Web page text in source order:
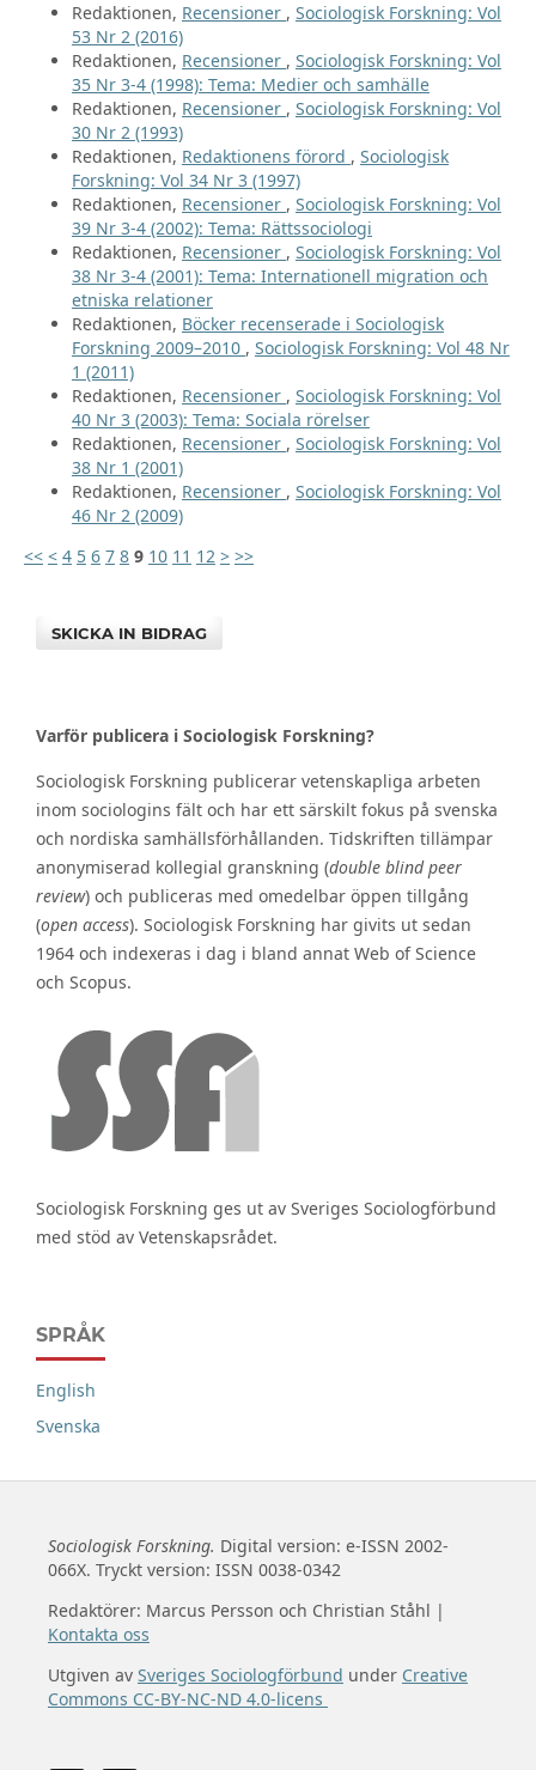
Redaktionen, Recensioner , Sociologisk Forskning: Vol
53 Nr 2 (2016)
Redaktionen, Recensioner , Sociologisk Forskning: Vol
35 Nr 3-4 (1998): Tema: Medier och samhälle
Redaktionen, Recensioner , Sociologisk Forskning: Vol
30 Nr 2 (1993)
Redaktionen, Redaktionens förord , Sociologisk
Forskning: Vol 34 Nr 3 (1997)
Redaktionen, Recensioner , Sociologisk Forskning: Vol
39 Nr 3-4 (2002): Tema: Rättssociologi
Redaktionen, Recensioner , Sociologisk Forskning: Vol
38 Nr 3-4 (2001): Tema: Internationell migration och
etniska relationer
Redaktionen, Böcker recenserade i Sociologisk
Forskning 2009–2010 , Sociologisk Forskning: Vol 48 Nr
1 (2011)
Redaktionen, Recensioner , Sociologisk Forskning: Vol
40 Nr 3 (2003): Tema: Sociala rörelser
Redaktionen, Recensioner , Sociologisk Forskning: Vol
38 Nr 1 (2001)
Redaktionen, Recensioner , Sociologisk Forskning: Vol
46 Nr 2 (2009)
<< < 4 5 6 7 8 9 10 11 12 > >>
SKICKA IN BIDRAG
Varför publicera i Sociologisk Forskning?
Sociologisk Forskning publicerar vetenskapliga arbeten
inom sociologins fält och har ett särskilt fokus på svenska
och nordiska samhällsförhållanden. Tidskriften tillämpar
anonymiserad kollegial granskning (double blind peer
review) och publiceras med omedelbar öppen tillgång
(open access). Sociologisk Forskning har givits ut sedan
1964 och indexeras i dag i bland annat Web of Science
och Scopus.
Sociologisk Forskning ges ut av Sveriges Sociologförbund
med stöd av Vetenskapsrådet.
SPRÅK
English
Svenska
Sociologisk Forskning. Digital version: e-ISSN 2002-
066X. Tryckt version: ISSN 0038-0342
Redaktörer: Marcus Persson och Christian Ståhl |
Kontakta oss
Utgiven av Sveriges Sociologförbund under Creative
Commons CC-BY-NC-ND 4.0-licens